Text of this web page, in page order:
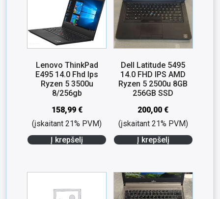
Lenovo ThinkPad
E495 14.0 Fhd Ips
Ryzen 5 3500u
8/256gb
158,99 €
(įskaitant 21% PVM)
Į krepšelį
Dell Latitude 5495
14.0 FHD IPS AMD
Ryzen 5 2500u 8GB
256GB SSD
200,00€
(įskaitant 21% PVM)
Į krepšelį